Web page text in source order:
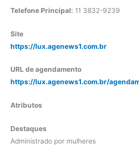
Telefone Principal: 11 3832-9239
Site
https://lux.agenews1.com.br
URL de agendamento
https://lux.agenews1.com.br/
Atributos
Destaques
Administrado por mulheres